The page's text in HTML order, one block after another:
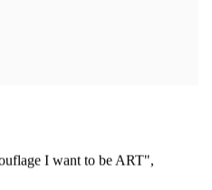
I want to be ART",